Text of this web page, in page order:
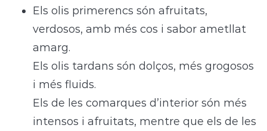
Els olis primerencs són afruitats,
verdosos, amb més cos i sabor ametllat
amarg.
Els olis tardans són dolços, més grogosos
i més fluids.
Els de les comarques d’interior són més
intensos i afruitats, mentre que els de les